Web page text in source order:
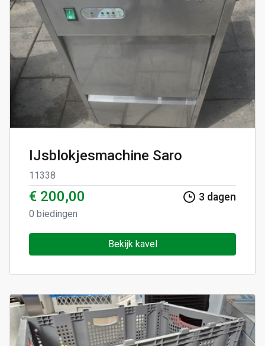
IJsblokjesmachine Saro
11338
€ 200,00
0 biedingen
3 dagen
Bekijk kavel